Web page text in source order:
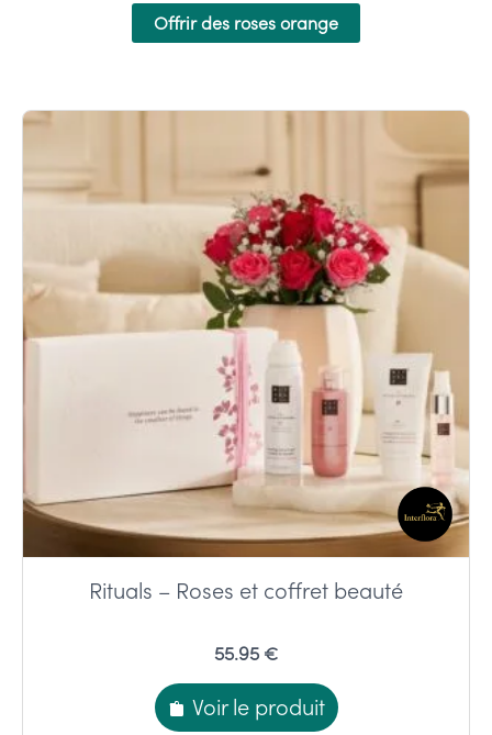
Offrir des roses orange
Rituals – Roses et coffret beauté
55.95 €
Voir le produit